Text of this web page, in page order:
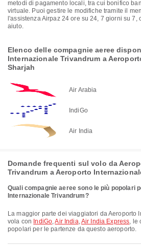
metodi di pagamento locali, tra cui bonifico
virtuale. Puoi gestire le modifiche tramite il
l'assistenza Airpaz 24 ore su 24, 7 giorni su
aiuto.
Elenco delle compagnie aeree
Internazionale Trivandrum a
Sharjah
Air Arabia
IndiGo
Air India
Domande frequenti sul volo da
Trivandrum a Aeroporto
Quali compagnie aeree sono le più popolari
Internazionale Trivandrum?
La maggior parte dei viaggiatori da Aeroporto Internazionale Trivandrum
vola con IndiGo,Air India,Air India Express, le
popolari per le partenze da questo aeroporto.